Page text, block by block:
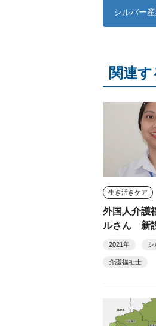
シルバー
関連
生き活きケア
外国人介護
ルさん 新
長に就任
2021年 シ
介護福祉士